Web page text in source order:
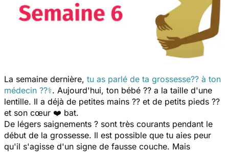
La semaine dernière, tu as parlé de ta grossesse?? à ton
médecin ??‍⚕️. Aujourd'hui, ton bébé ?? a la taille d'une
lentille. Il a déjà de petites mains ?? et de petits pieds ??
et son cœur ❤️ bat.
De légers saignements ? sont très courants pendant le
début de la grossesse. Il est possible que tu aies peur
qu'il s'agisse d'un signe de fausse couche. Mais